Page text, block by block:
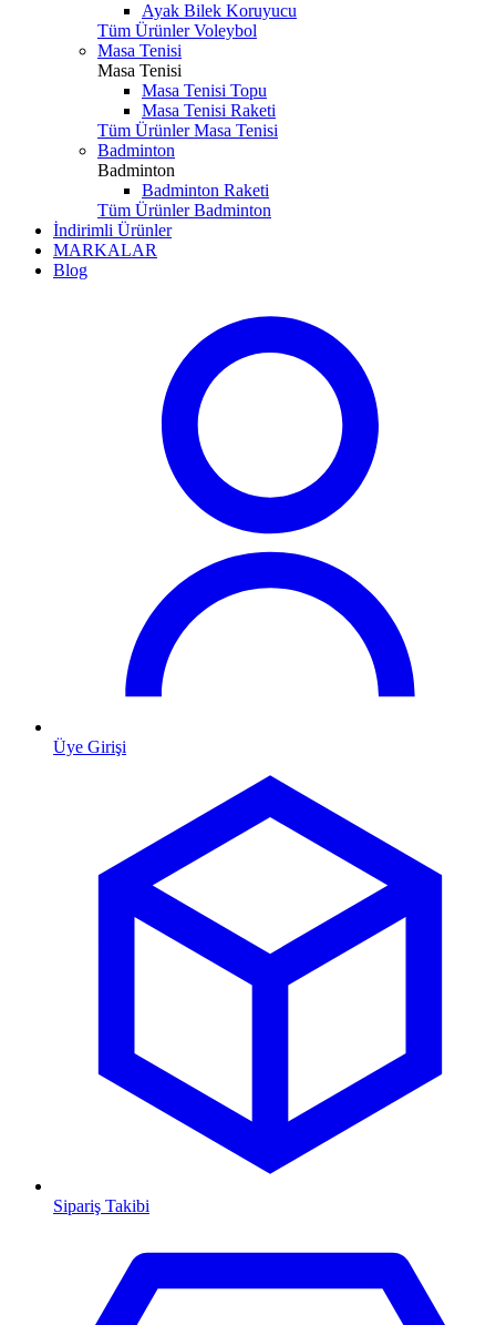
Ayak Bilek Koruyucu
Tüm Ürünler Voleybol
Masa Tenisi
Masa Tenisi
Masa Tenisi Topu
Masa Tenisi Raketi
Tüm Ürünler Masa Tenisi
Badminton
Badminton
Badminton Raketi
Tüm Ürünler Badminton
İndirimli Ürünler
MARKALAR
Blog
Üye Girişi
Sipariş Takibi